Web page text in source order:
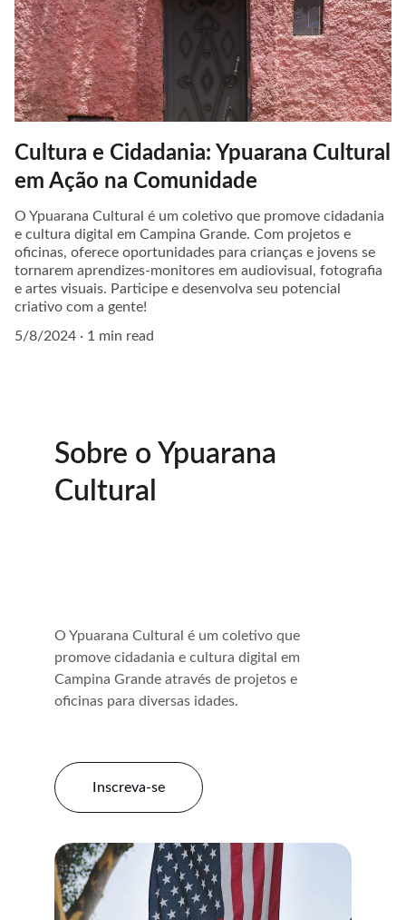
Cultura e Cidadania: Ypuarana Cultural
em Ação na Comunidade
O Ypuarana Cultural é um coletivo que promove cidadania
e cultura digital em Campina Grande. Com projetos e
oficinas, oferece oportunidades para crianças e jovens se
tornarem aprendizes-monitores em audiovisual, fotografia
e artes visuais. Participe e desenvolva seu potencial
criativo com a gente!
5/8/2024
1 min read
Sobre o Ypuarana
Cultural
O Ypuarana Cultural é um coletivo que
promove cidadania e cultura digital em
Campina Grande através de projetos e
oficinas para diversas idades.
Inscreva-se